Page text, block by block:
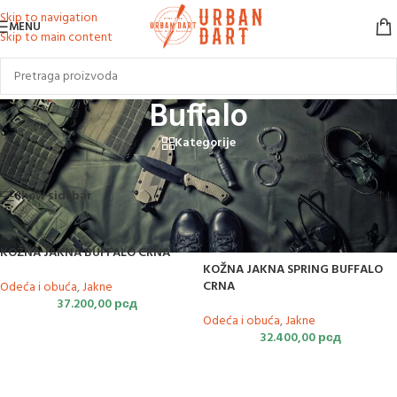
Skip to navigation
Skip to main content
MENU
Buffalo
Kategorije
Početna/Proizvod označen „Buffalo“
Prikazano je svih 2 rezultata
Show sidebar
KOŽNA JAKNA BUFFALO CRNA
Odeća i obuća,Jakne
37.200,00рсд
KOŽNA JAKNA SPRING BUFFALO
CRNA
Odeća i obuća,Jakne
32.400,00рсд